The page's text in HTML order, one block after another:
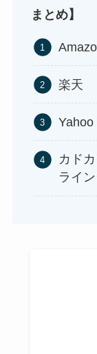
使い捨ておし
（ダイソー、
未来のレモン
コンビニやス
シャチハタは
える！
あずきバーこ
アサイーの冷
務スーパーで
食紅はどこで
まとめ】
楽天
カド
ライ